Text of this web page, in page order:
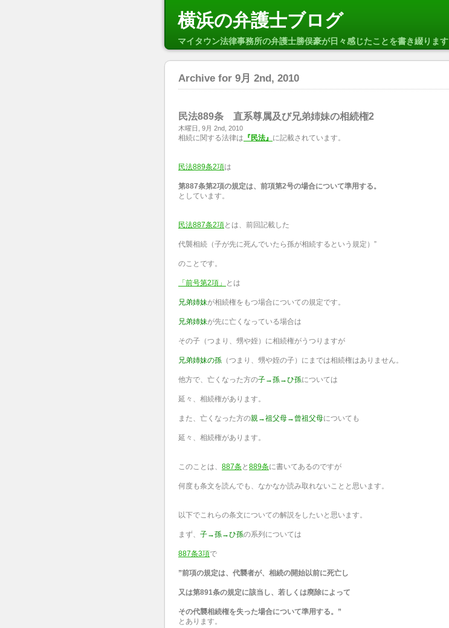
横浜の弁護士ブログ
マイタウン法律事務所の弁護士勝俣豪が日々感じたことを書き綴ります
Archive for 9月 2nd, 2010
民法889条 直系尊属及び兄弟姉妹の相続権2
木曜日, 9月 2nd, 2010
相続に関する法律は 『民法』 に記載されています。
民法889条2項は
第887条第2項の規定は、前項第2号の場合について準用する。
としています。
民法887条2項とは、前回記載した
代襲相続（子が先に死んでいたら孫が相続するという規定）”
のことです。
「前号第2項」 とは
兄弟姉妹が相続権をもつ場合についての規定です。
兄弟姉妹が先に亡くなっている場合は
その子（つまり、甥や姪）に相続権がうつりますが
兄弟姉妹の孫 （つまり、甥や姪の子）にまでは相続権はありません。
他方で、亡くなった方の子→孫→ひ孫については
延々、相続権があります。
また、亡くなった方の親→祖父母→曾祖父母についても
延々、相続権があります。
このことは、 887条 と 889条に書いてあるのですが
何度も条文を読んでも、なかなか読み取れないことと思います。
以下でこれらの条文についての解説をしたいと思います。
まず、 子→孫→ひ孫の系列については
887条3項で
”前項の規定は、代襲者が、相続の開始以前に死亡し
又は第891条の規定に該当し、若しくは廃除によって
その代襲相続権を失った場合について準用する。”
とあります。